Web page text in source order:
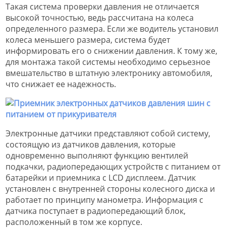
Такая система проверки давления не отличается
высокой точностью, ведь рассчитана на колеса
определенного размера. Если же водитель установил
колеса меньшего размера, система будет
информировать его о снижении давления. К тому же,
для монтажа такой системы необходимо серьезное
вмешательство в штатную электронику автомобиля,
что снижает ее надежность.
Электронные датчики представляют собой систему,
состоящую из датчиков давления, которые
одновременно выполняют функцию вентилей
подкачки, радиопередающих устройств с питанием от
батарейки и приемника с LCD дисплеем. Датчик
установлен с внутренней стороны колесного диска и
работает по принципу манометра. Информация с
датчика поступает в радиопередающий блок,
расположенный в том же корпусе.